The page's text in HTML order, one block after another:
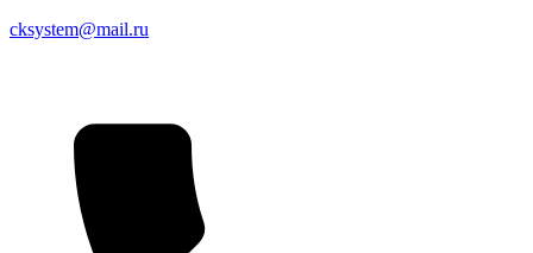
cksystem@mail.ru